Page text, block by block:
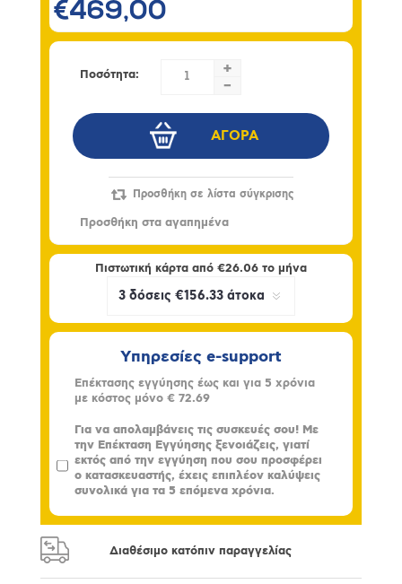
€469,00
Ποσότητα:
+
-
Πιστωτική κάρτα από €26.06το μήνα
Υπηρεσίες e-support
Επέκτασης εγγύησης έως και για 5 χρόνια
με κόστος μόνο € 72.69
Για να απολαμβάνεις τις συσκευές σου! Με
την Επέκταση Εγγύησης ξενοιάζεις, γιατί
εκτός από την εγγύηση που σου προσφέρει
ο κατασκευαστής, έχεις επιπλέον καλύψεις
συνολικά για τα 5 επόμενα χρόνια.
Διαθέσιμο κατόπιν παραγγελίας